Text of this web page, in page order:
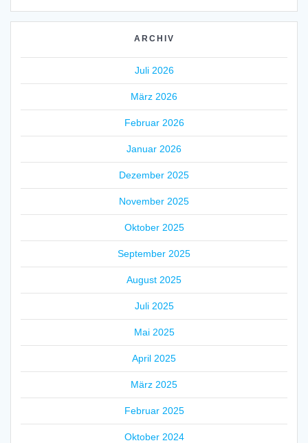
ARCHIV
Juli 2026
März 2026
Februar 2026
Januar 2026
Dezember 2025
November 2025
Oktober 2025
September 2025
August 2025
Juli 2025
Mai 2025
April 2025
März 2025
Februar 2025
Oktober 2024